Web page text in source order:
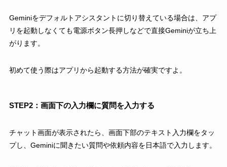
Geminiをデフォルトアシスタントに切り替えている場合は、アプ
リを起動しなくても電源ボタン長押しなどで直接Geminiが立ち上
がります。
初めて使う際はアプリから起動する方法が確実ですよ。
STEP2：画面下の入力欄に質問を入力する
チャット画面が表示されたら、画面下部のテキスト入力欄をタッ
プし、Geminiに聞きたい質問や依頼内容を日本語で入力します。